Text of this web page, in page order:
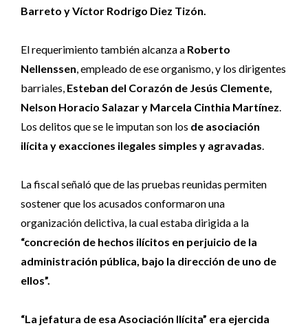
Barreto y Víctor Rodrigo Diez Tizón.
El requerimiento también alcanza a Roberto
Nellenssen, empleado de ese organismo, y los dirigentes
barriales, Esteban del Corazón de Jesús Clemente,
Nelson Horacio Salazar y Marcela Cinthia Martínez.
Los delitos que se le imputan son los de asociación
ilícita y exacciones ilegales simples y agravadas.
La fiscal señaló que de las pruebas reunidas permiten
sostener que los acusados conformaron una
organización delictiva, la cual estaba dirigida a la
“concreción de hechos ilícitos en perjuicio de la
administración pública, bajo la dirección de uno de
ellos”.
“La jefatura de esa Asociación Ilícita” era ejercida